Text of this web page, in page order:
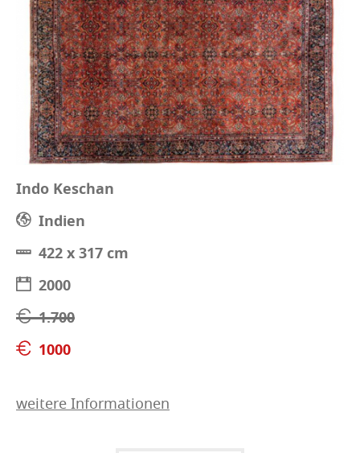
Indo Keschan
Indien
422 x 317 cm
2000
1.700
1000
weitere Informationen